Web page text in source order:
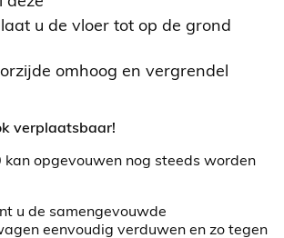
u de vloer tot op de grond
omhoog en vergrendel
verplaatsbaar!
kan opgevouwen nog steeds worden
u de samengevouwde
eenvoudig verduwen en zo tegen